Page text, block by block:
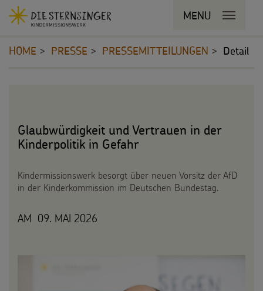
Navigationsabkürzungen
Seiteninhalt
Zur
MENU
MENU SCHLIESSEN
Sternsinger-Material
Tipps und Anregungen
Sternsingermobil
180 Jahre
Umwelt
BILDUNGSMATERIAL
Für Schulen
Martinsaktion
SPENDEN
Pate werden
Spendenformular
FÜR KINDER
Backen und Basteln
befinden
HOME PRESSE PRESSEMITTEILUNGEN Detail
Glaubwürdigkeit und Vertrauen in der
Kinderpolitik in Gefahr
Kindermissionswerk besorgt über neuen Vorsitz der AfD
in der Kinderkommission im Deutschen Bundestag.
AM 09. MAI 2026